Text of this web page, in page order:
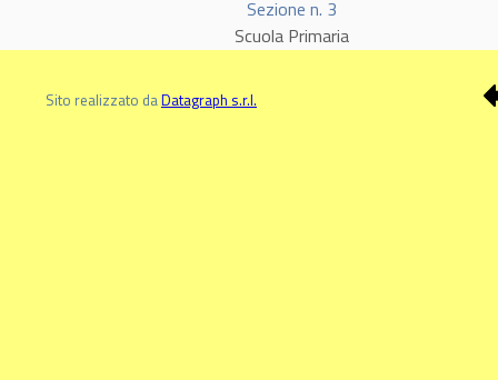
Sezione n. 3
Scuola Primaria
Sito realizzato daDatagraph s.r.l.